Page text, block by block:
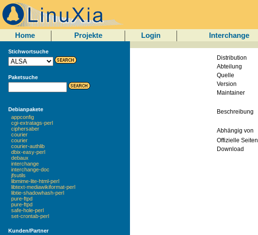
Home Projekte Login Interchange
Stichwortsuche
Paketsuche
Debianpakete
appconfig
cgi-extratags-perl
ciphersaber
courier
courier
courier-authlib
dbix-easy-perl
debaux
interchange
interchange-doc
jfsutils
libmime-lite-html-perl
libtext-mediawikiformat-perl
libtie-shadowhash-perl
pure-ftpd
pure-ftpd
safe-hole-perl
set-crontab-perl
Kunden/Partner
Distribution
Abteilung
Quelle
Version
Maintainer
Beschreibung
Abhängig von
Offizielle Seiten
Download